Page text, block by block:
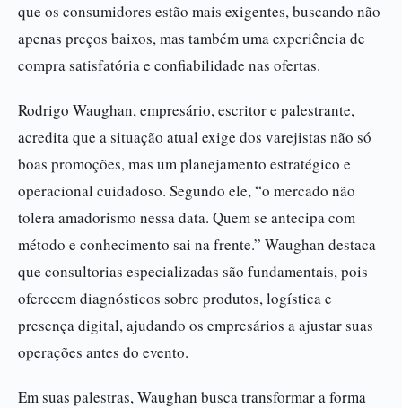
que os consumidores estão mais exigentes, buscando não
apenas preços baixos, mas também uma experiência de
compra satisfatória e confiabilidade nas ofertas.
Rodrigo Waughan, empresário, escritor e palestrante,
acredita que a situação atual exige dos varejistas não só
boas promoções, mas um planejamento estratégico e
operacional cuidadoso. Segundo ele, “o mercado não
tolera amadorismo nessa data. Quem se antecipa com
método e conhecimento sai na frente.” Waughan destaca
que consultorias especializadas são fundamentais, pois
oferecem diagnósticos sobre produtos, logística e
presença digital, ajudando os empresários a ajustar suas
operações antes do evento.
Em suas palestras, Waughan busca transformar a forma